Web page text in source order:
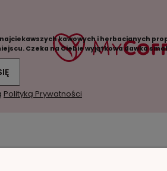
kawowych i herbacianych
Czeka na Ciebie wyjątkowa dawka
Polityką Prywatności